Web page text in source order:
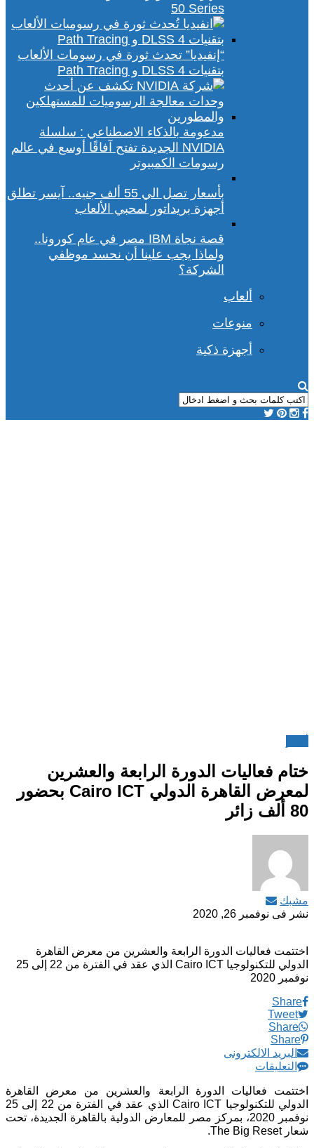
50 Series
“إنفيديا” تحدث ثورة في رسومات الألعاب
بتقنيات DLSS 4 و Path Tracing
مدعومة بالذكاء الاصطناعي : سلسلة
NVIDIA الجديدة تفتح آفاقًا أوسع في عالم
رسومات الكمبيوتر
بأسعار تصل الي 55 ألف جنيه.. آيسر تطلق
أجهزة بريداتور لمحبي الألعاب
قصة نجاة IBM مصر في عام كورونا..
ولماذا يجب علينا أن نحسد موظفي
الشركة؟
ألعاب
منوعات
أجهزة ذكية
ختام فعاليات الدورة الرابعة والعشرين
لمعرض القاهرة الدولي Cairo ICT بحضور
80 ألف زائر
مشبك
نشر فى نوفمبر 26, 2020
اختتمت فعاليات الدورة الرابعة والعشرين من معرض القاهرة
الدولي للتكنولوجيا Cairo ICT الذي عقد في الفترة من 22 إلى 25
نوفمبر 2020
Share
Tweet
Share
Share
البريد الالكترونى
التعليقات
اختتمت فعاليات الدورة الرابعة والعشرين من معرض القاهرة
الدولي للتكنولوجيا Cairo ICT الذي عقد في الفترة من 22 إلى 25
نوفمبر 2020، بمركز مصر للمعارض الدولية بالقاهرة الجديدة، تحت
شعار The Big Reset.